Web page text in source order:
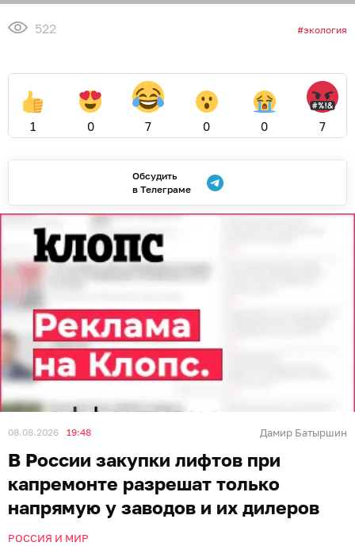
522 экология
1 0 7 0 0 7
Обсудить
в Телеграме
08.08.2026 19:48 Дамир Батыршин
В России закупки лифтов при
капремонте разрешат только
напрямую у заводов и их дилеров
РОССИЯ И МИР